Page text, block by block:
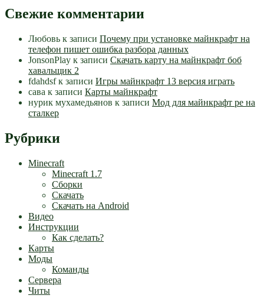
Свежие комментарии
Любовь к записи Почему при установке майнкрафт на
телефон пишет ошибка разбора данных
JonsonPlay к записи Скачать карту на майнкрафт боб
хавальщик 2
fdahdsfк записи Игры майнкрафт 13 версия играть
сава к записи Карты майнкрафт
нурик мухамедьянов к записи Мод для майнкрафт pe на
сталкер
Рубрики
Minecraft
Minecraft 1.7
Сборки
Скачать
Скачать на Android
Видео
Инструкции
Как сделать?
Карты
Моды
Команды
Сервера
Читы